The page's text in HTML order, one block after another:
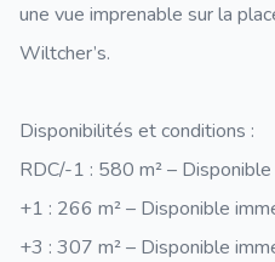
une vue imprenable sur la
Wiltcher’s.
Disponibilités et conditions :
RDC/-1 : 580 m² –
+1 : 266 m² – Disponible
+3 : 307 m² – Disponible